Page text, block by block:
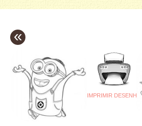
«
IMPRIMIR DESENHO